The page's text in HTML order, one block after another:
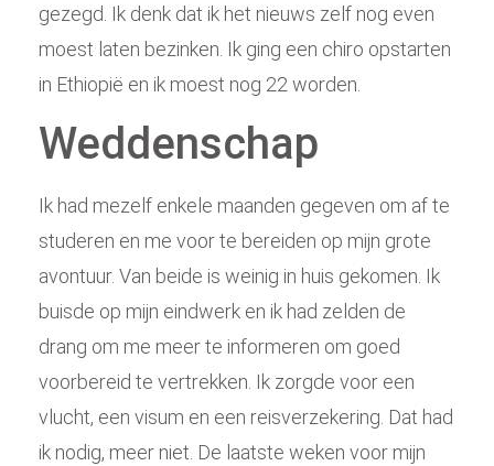
gezegd. Ik denk dat ik het nieuws zelf nog even
moest laten bezinken. Ik ging een chiro opstarten
in Ethiopië en ik moest nog 22 worden.
Weddenschap
Ik had mezelf enkele maanden gegeven om af te
studeren en me voor te bereiden op mijn grote
avontuur. Van beide is weinig in huis gekomen. Ik
buisde op mijn eindwerk en ik had zelden de
drang om me meer te informeren om goed
voorbereid te vertrekken. Ik zorgde voor een
vlucht, een visum en een reisverzekering. Dat had
ik nodig, meer niet. De laatste weken voor mijn